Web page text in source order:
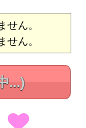
ん。
ん。
...)